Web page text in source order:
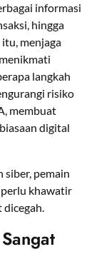
informasi
hingga
menjaga
langkah
risiko
membuat
digital
siber, pemain
khawatir
dicegah.